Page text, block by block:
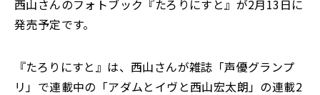
西山さんのフォトブック『たろりにすと』が2月13日に
発売予定です。
『たろりにすと』は、西山さんが雑誌「声優グランプ
リ」で連載中の「アダムとイヴと西山宏太朗」の連載2